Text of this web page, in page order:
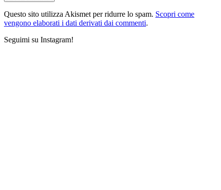
Questo sito utilizza Akismet per ridurre lo spam. Scopri come
vengono elaborati i dati derivati dai commenti.
Seguimi su Instagram!